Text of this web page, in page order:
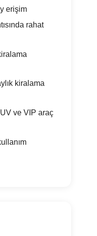
erişim
rahat
kiralama
ve VIP araç